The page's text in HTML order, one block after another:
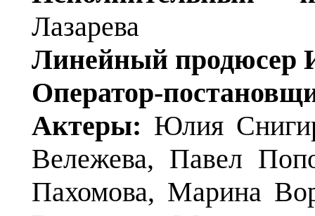
Лазарева
Линейный продюсер
Оператор-
Актеры: Юлия
Вележева, Павел
Пахомова, Марина